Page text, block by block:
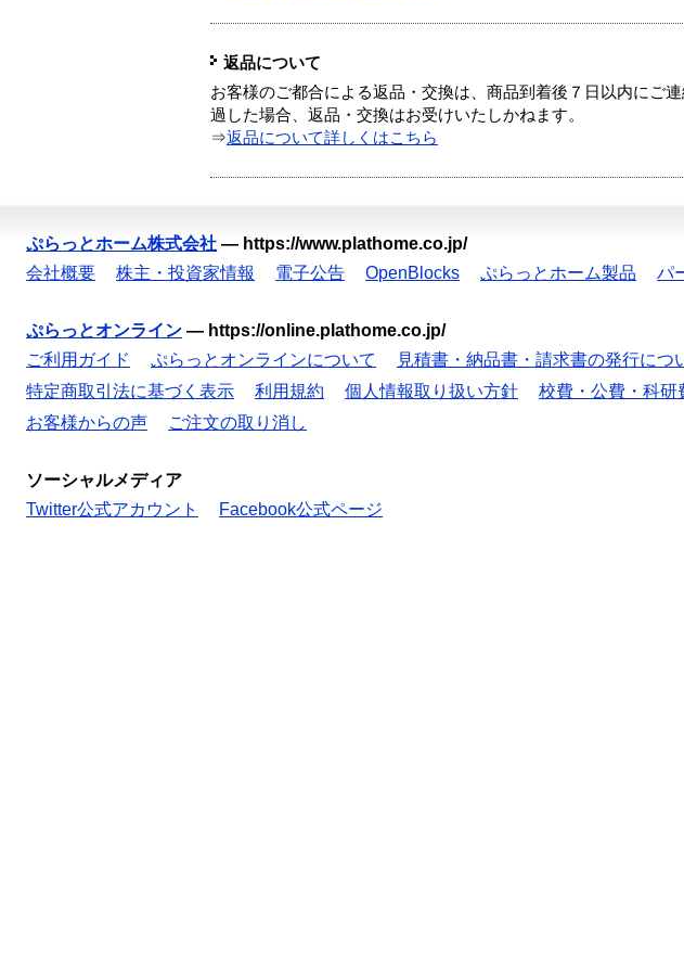
返品について
お客様のご都合による返品・交換は、商品到着後７日以内にご
過した場合、返品・交換はお受けいたしかねます。
⇒返品について詳しくはこちら
ぷらっとホーム株式会社 — https://www.plathome.co.jp/
会社概要
株主・投資家情報 電子公告 OpenBlocks ぷらっとホーム製品 パ
ぷらっとオンライン — https://online.plathome.co.jp/
ご利用ガイド
ぷらっとオンラインについて 見積書・納品書・請求書の発行につ
特定商取引法に基づく表示
利用規約 個人情報取り扱い方針 校費・公費・科研
お客様からの声
ご注文の取り消し
ソーシャルメディア
Twitter公式アカウント
Facebook公式ページ